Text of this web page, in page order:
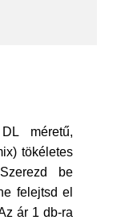
méretű,
tökéletes
be
felejtsd el
ár 1 db-ra